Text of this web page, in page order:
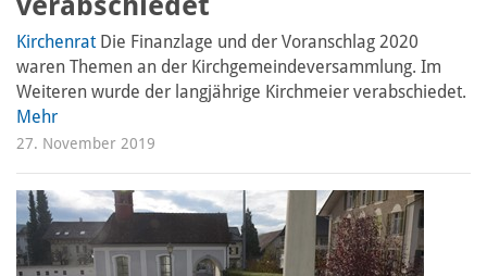
KirchenratDie Finanzlage und der Voranschlag 2020
waren Themen an der Kirchgemeindeversammlung. Im
Weiteren wurde der langjährige Kirchmeier verabschiedet.
Mehr
27. November 2019